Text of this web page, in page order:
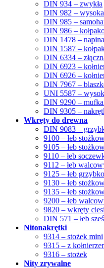
DIN 934 – zwykła
DIN 982 – wysoka
DIN 985 –
DIN 986 –
DIN 1478 –
DIN 1587 –
DIN 6334 –
DIN 6923 –
DIN 6926 –
DIN 7967 –
UNI 5587 –
DIN 9290 – mufka
DIN 9305 –
Wkręty do drewna
DIN 9083 –
9100 – łeb
9105 – łeb
9110 – łeb
9112 – łeb
9125 – łeb
9130 – łeb
9135 – łeb
9200 – łeb
9820 – wkręty
DIN 571 – łeb
Nitonakrętki
9314 – stożek mini
9315 – z
9316 – stożek
Nity zrywalne